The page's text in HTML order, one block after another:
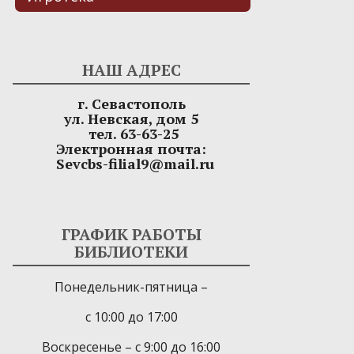
НАШ АДРЕС
г. Севастополь
ул. Невская, дом 5
тел. 63-63-25
Электронная почта:
Sevcbs-filial9@mail.ru
ГРАФИК РАБОТЫ
БИБЛИОТЕКИ
Понедельник-пятница –
с 10:00 до 17:00
Воскресенье – с 9:00 до 16:00